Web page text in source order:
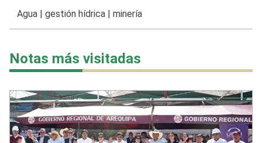
Agua| gestión hídrica| minería
Notas más visitadas